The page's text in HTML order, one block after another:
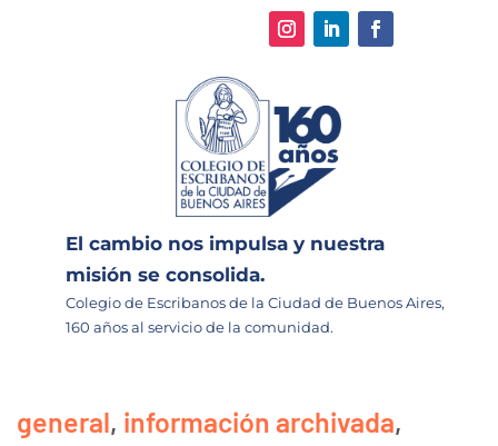
El cambio nos impulsa y nuestra
misión se consolida.
Colegio de Escribanos de la Ciudad de Buenos Aires,
160 años al servicio de la comunidad.
general, información archivada,